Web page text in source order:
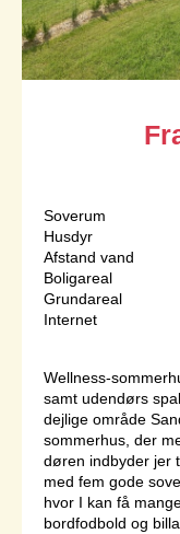
Soverum
Husdyr
Afstand vand
Boligareal
Grundareal
Internet
Wellness-
samt udendørs
dejlige område
sommerhus, der
døren indbyder jer
med fem gode
hvor I kan få
bordfodbold og